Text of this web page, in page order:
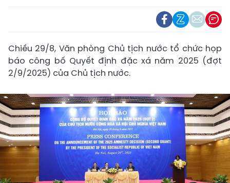
Chiều 29/8, Văn phòng Chủ tịch nước tổ chức họp
báo công bố Quyết định đặc xá năm 2025 (đợt
2/9/2025) của Chủ tịch nước.